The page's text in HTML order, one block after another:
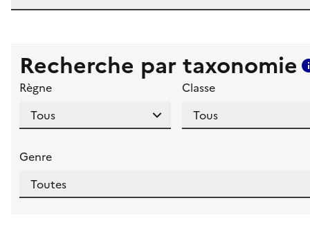
Recherche par taxonomie
Règne Classe
Genre